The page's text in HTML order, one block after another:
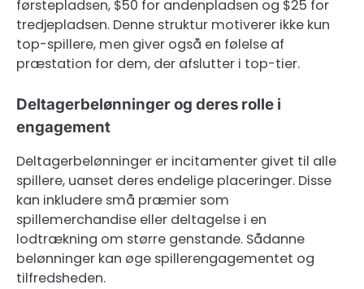
førstepladsen, $50 for andenpladsen og $25 for
tredjepladsen. Denne struktur motiverer ikke kun
top-spillere, men giver også en følelse af
præstation for dem, der afslutter i top-tier.
Deltagerbelønninger og deres rolle i
engagement
Deltagerbelønninger er incitamenter givet til alle
spillere, uanset deres endelige placeringer. Disse
kan inkludere små præmier som
spillemerchandise eller deltagelse i en
lodtrækning om større genstande. Sådanne
belønninger kan øge spillerengagementet og
tilfredsheden.